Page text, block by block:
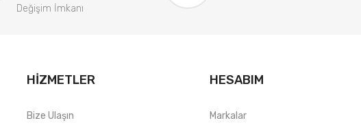
Değişim İmkanı
HIZMETLER
Bize Ulaşın
HESABIM
Markalar